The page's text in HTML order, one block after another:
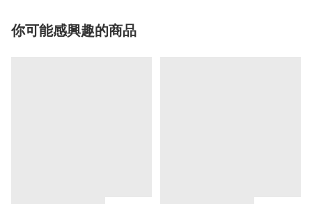
你可能感興趣的商品